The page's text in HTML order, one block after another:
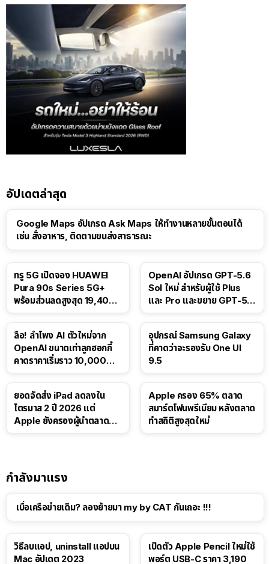
อัปเดตล่าสุด
Google Maps อัปเกรด Ask Maps ให้ทำงานหลายขั้นตอนได้
เช่น สั่งอาหาร, ติดตามขนส่งสาธารณะ
ทรู 5G เปิดจอง HUAWEI
Pura 90s Series 5G+
พร้อมส่วนลดสูงสุด 19,400
OpenAI อัปเกรด GPT-5.6
Sol ใหม่ สำหรับผู้ใช้ Plus
และ Pro และขยาย GPT-5.6
ลือ! ลำโพง AI ตัวใหม่จาก
OpenAI ขนาดเท่าลูกฮอกกี้
คาดราคาเริ่มราว 10,000
อุปกรณ์ Samsung Galaxy
ที่คาดว่าจะรองรับ One UI
9.5
ยอดจัดส่ง iPad ลดลงใน
ไตรมาส 2 ปี 2026 แต่
Apple ยังครองผู้นำตลาด
Apple ครอง 65% ตลาด
สมาร์ตโฟนพรีเมียม หลังตลาด
ทำสถิติสูงสุดใหม่
กำลังมาแรง
เบื่อเครือข่ายเดิม? ลองย้ายมา my by CAT กันเถอะ !!!
วิธีลบแอป, uninstall แอปบน
Mac อัปเดต 2023
เปิดตัว Apple Pencil ใหม่ใช้
พอร์ต USB-C ราคา 3,190